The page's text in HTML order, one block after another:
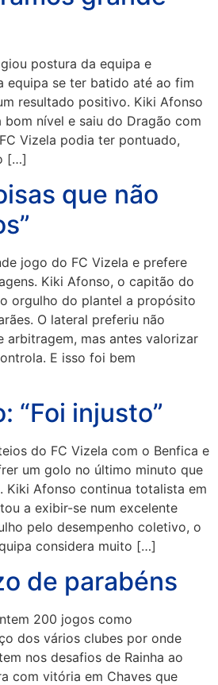
postura da equipa e
equipa se ter batido até ao fim
resultado positivo. Kiki Afonso
nível e saiu do Dragão com
Vizela podia ter pontuado,
[…]
que não
jogo do FC Vizela e prefere
Kiki Afonso, o capitão do
orgulho do plantel a propósito
O lateral preferiu não
arbitragem, mas antes valorizar
E isso foi bem
“Foi injusto”
do FC Vizela com o Benfica e
um golo no último minuto que
Kiki Afonso continua totalista em
a exibir-se num excelente
pelo desempenho coletivo, o
considera muito […]
de parabéns
200 jogos como
dos vários clubes por onde
nos desafios de Rainha ao
com vitória em Chaves que